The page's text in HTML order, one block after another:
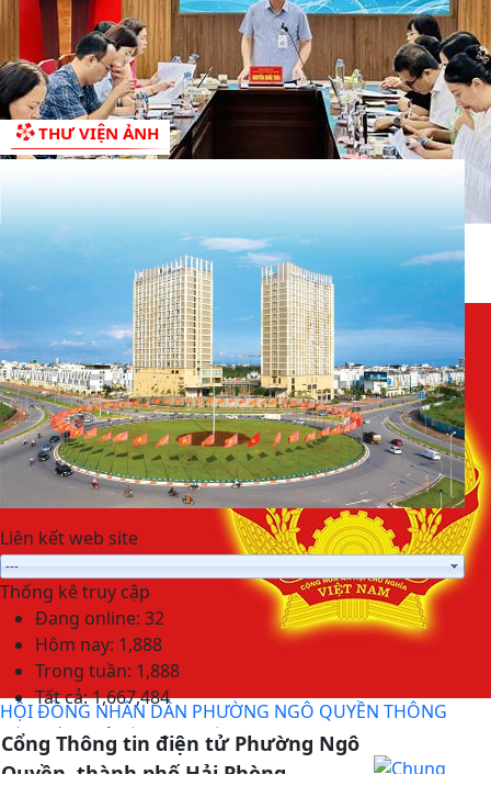
HỘI NGHỊ GIAO BAN CÔNG TÁC GIÁO DỤC, TRIỂN KHAI
NHIỆM VỤ TRỌNG TÂM QUÝ III/2026 , CHUẨN BỊ NĂM
HỌC...
HỘI ĐỒNG NHÂN DÂN PHƯỜNG NGÔ QUYỀN THÔNG
BÁO KẾT QUẢ KỲ HỌP THỨ 4
THƯ VIỆN ẢNH
Liên kết web site
Thống kê truy cập
Đang online: 32
Hôm nay: 1,888
Trong tuần: 1,888
Tất cả:1,667,484
Cổng Thông tin điện tử Phường Ngô
Quyền, thành phố Hải Phòng